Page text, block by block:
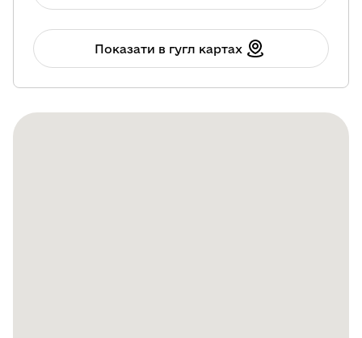
Показати в гугл картах